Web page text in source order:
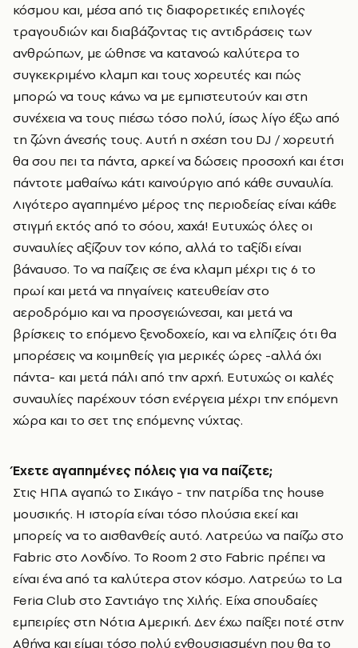
κόσμου και, μέσα από τις διαφορετικές επιλογές
τραγουδιών και διαβάζοντας τις αντιδράσεις των
ανθρώπων, με ώθησε να κατανοώ καλύτερα το
συγκεκριμένο κλαμπ και τους χορευτές και πώς
μπορώ να τους κάνω να με εμπιστευτούν και στη
συνέχεια να τους πιέσω τόσο πολύ, ίσως λίγο έξω από
τη ζώνη άνεσής τους. Αυτή η σχέση του DJ / χορευτή
θα σου πει τα πάντα, αρκεί να δώσεις προσοχή και έτσι
πάντοτε μαθαίνω κάτι καινούργιο από κάθε συναυλία.
Λιγότερο αγαπημένο μέρος της περιοδείας είναι κάθε
στιγμή εκτός από το σόου, χαχά! Ευτυχώς όλες οι
συναυλίες αξίζουν τον κόπο, αλλά το ταξίδι είναι
βάναυσο. Το να παίζεις σε ένα κλαμπ μέχρι τις 6 το
πρωί και μετά να πηγαίνεις κατευθείαν στο
αεροδρόμιο και να προσγειώνεσαι, και μετά να
βρίσκεις το επόμενο ξενοδοχείο, και να ελπίζεις ότι θα
μπορέσεις να κοιμηθείς για μερικές ώρες -αλλά όχι
πάντα- και μετά πάλι από την αρχή. Ευτυχώς οι καλές
συναυλίες παρέχουν τόση ενέργεια μέχρι την επόμενη
χώρα και το σετ της επόμενης νύχτας.
Έχετε αγαπημένες πόλεις για να παίζετε;
Στις ΗΠΑ αγαπώ το Σικάγο - την πατρίδα της house
μουσικής. Η ιστορία είναι τόσο πλούσια εκεί και
μπορείς να το αισθανθείς αυτό. Λατρεύω να παίζω στο
Fabric στο Λονδίνο. Το Room 2 στο Fabric πρέπει να
είναι ένα από τα καλύτερα στον κόσμο. Λατρεύω το La
Feria Club στο Σαντιάγο της Χιλής. Είχα σπουδαίες
εμπειρίες στη Νότια Αμερική. Δεν έχω παίξει ποτέ στην
Αθήνα και είμαι τόσο πολύ ενθουσιασμένη που θα το